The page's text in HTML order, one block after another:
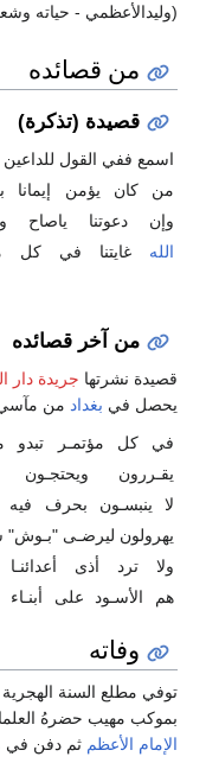
(وليدالأعظمي - حياته وشعره)
من قصائده
قصيدة (تذكرة)
اسمع ففي القول للداعين
من كان يؤمن إيمانا
وإن دعوتنا ياصاح
الله غايتنا في كل
من آخر قصائده
قصيدة نشرتها جريدة دار
يحصل في بغداد من
في كل مؤتمـر تبدو
يقـررون ويحتجـون
لا ينبسـون بحرف فيه
يهرولون ليرضـى "بـوش"
ولا ترد أذى
هم الأسـود على أبنـاء
وفاته
توفي مطلع السنة الهجرية
بموكب مهيب حضرهُ
الإمام الأعظم ثم دفن في